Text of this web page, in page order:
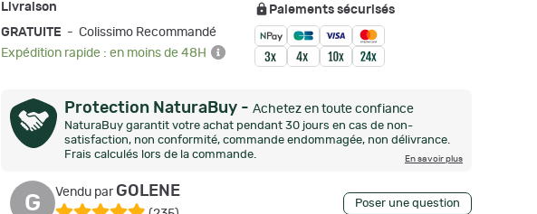
Livraison
GRATUITE - Colissimo Recommandé
Expédition rapide : en moins de 48H
Paiements sécurisés
Protection NaturaBuy - Achetez en toute confiance
NaturaBuy garantit votre achat pendant 30 jours en cas de non-
satisfaction, non conformité, commande endommagée, non délivrance.
Frais calculés lors de la commande.
En savoir plus
G Vendu par GOLENE
Poser une question